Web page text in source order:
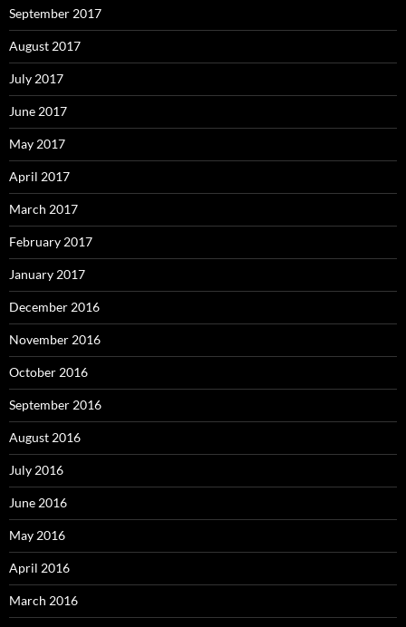
September 2017
August 2017
July 2017
June 2017
May 2017
April 2017
March 2017
February 2017
January 2017
December 2016
November 2016
October 2016
September 2016
August 2016
July 2016
June 2016
May 2016
April 2016
March 2016